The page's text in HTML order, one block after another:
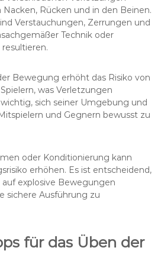
Rücken und in den Beinen.
Verstauchungen, Zerrungen und
Technik oder
Bewegung erhöht das Risiko von
was Verletzungen
sich seiner Umgebung und
und Gegnern bewusst zu
oder Konditionierung kann
erhöhen. Es ist entscheidend,
explosive Bewegungen
sichere Ausführung zu
für das Üben der